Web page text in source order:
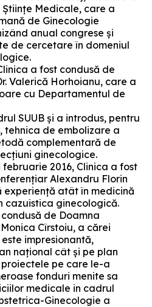
Medicale, care a
de Ginecologie
anual congrese şi
de cercetare în domeniul
a fost condusă de
Valerică Horhoianu, care a
cu Departamentul de
SUUB şi a introdus, pentru
tehnica de embolizare a
complementară de
ginecologice.
februarie 2016, Clinica a fost
Alexandru Florin
experienţă atât în medicină
cazuistica ginecologică.
de Doamna
Cîrstoiu, a cărei
impresionantă,
naţional cât şi pe plan
pe care le-a
fonduri menite sa
medicale in cadrul
Ginecologie a